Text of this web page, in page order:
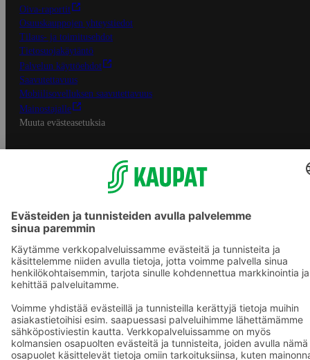
Oiva-raportit
Osuuskauppojen yhteystiedot
Tilaus- ja toimitusehdot
Tietosuojakäytäntö
Palvelun käyttöehdot
Saavutettavuus
Mobiilisovelluksen saavutettavuus
Mainostajalle
Muuta evästeasetuksia
S-ryhmän palvelut
S-ryhmä
Asiakasomistajuus
Yhteishyvä Ruoka -sovellus
S-ostoslista -sovellus
Prisma.fi
Sokos.fi
S-Pankki
Yhteishyvä
Sokos Hotels
Raflaamo